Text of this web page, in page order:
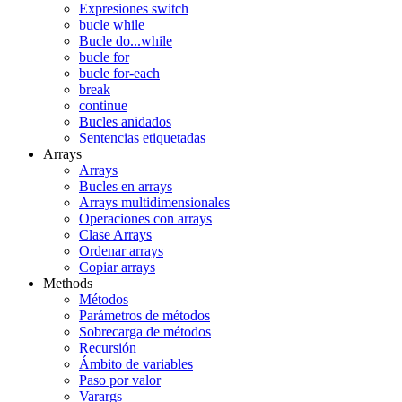
Expresiones switch
bucle while
Bucle do...while
bucle for
bucle for-each
break
continue
Bucles anidados
Sentencias etiquetadas
Arrays
Arrays
Bucles en arrays
Arrays multidimensionales
Operaciones con arrays
Clase Arrays
Ordenar arrays
Copiar arrays
Methods
Métodos
Parámetros de métodos
Sobrecarga de métodos
Recursión
Ámbito de variables
Paso por valor
Varargs